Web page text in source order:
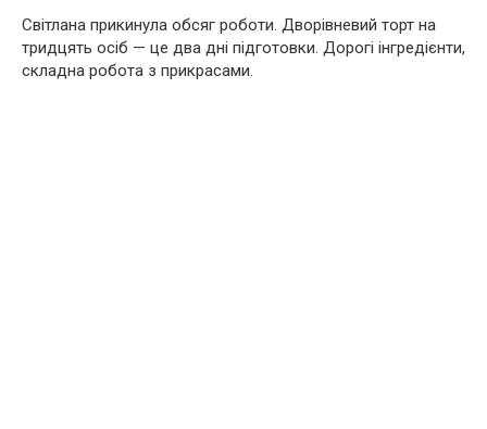
Світлана прикинула обсяг роботи. Дворівневий торт на
тридцять осіб — це два дні підготовки. Дорогі інгредієнти,
складна робота з прикрасами.